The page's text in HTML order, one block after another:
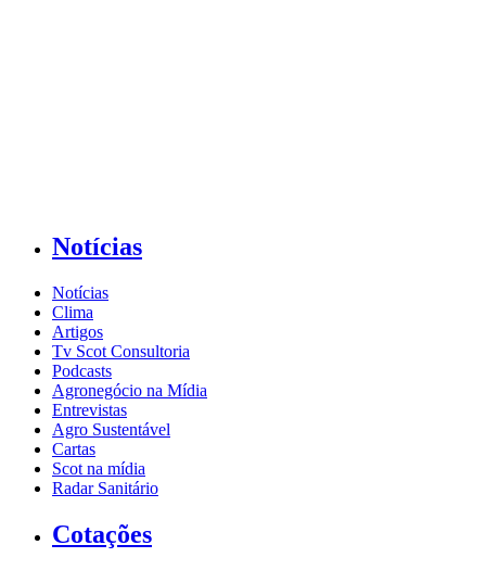
Notícias
Notícias
Clima
Artigos
Tv Scot Consultoria
Podcasts
Agronegócio na Mídia
Entrevistas
Agro Sustentável
Cartas
Scot na mídia
Radar Sanitário
Cotações